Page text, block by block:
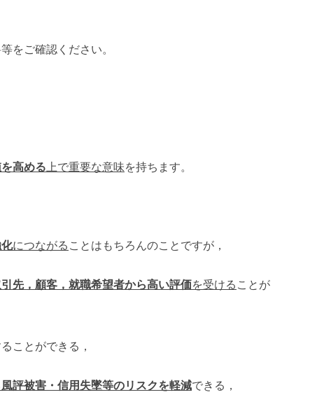
をご確認ください。
高める 上で重要な意味を持ちます。
につながる ことはもちろんのことですが，
先，顧客，就職希望者から高い評価を受ける ことが
ことができる，
風評被害・信用失墜等のリスクを軽減できる，